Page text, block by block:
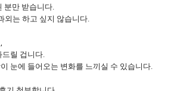
분만 받습니다.
외는 하고 싶지 않습니다.
드릴 겁니다.
눈에 들어오는 변화를 느끼실 수 있습니다.